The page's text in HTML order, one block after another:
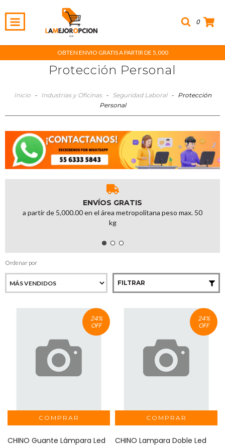
0
OBTEN ENVIO GRATIS A PARTIR DE 5,000
Protección Personal
Inicio - Industrias y Oficinas - Seguridad Laboral -
Protección
Personal
ENVÍOS GRATIS
a partir de 5,000.00 en el área metropolitana peso max. 50
kg
Ordenar por
FILTRAR
24%
OFF
CHINO Guante Lámpara Led
24%
OFF
CHINO Lampara Doble Led